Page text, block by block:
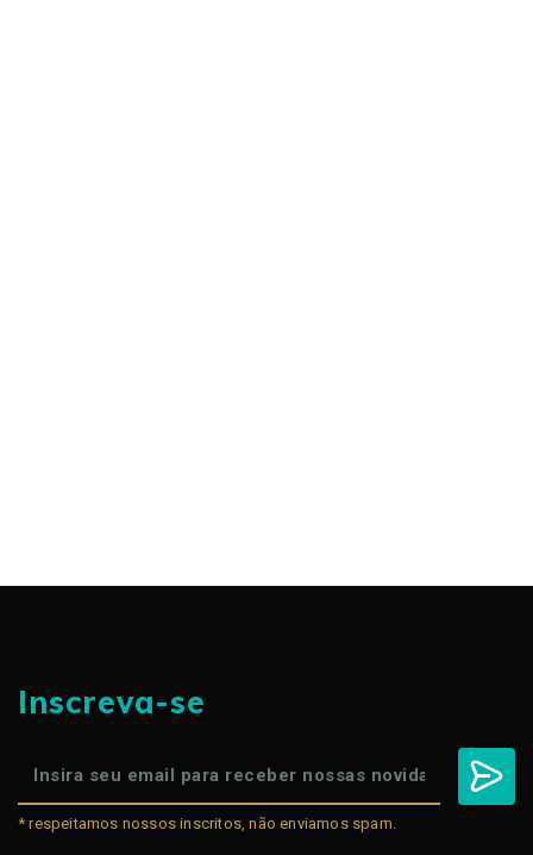
Inscreva-se
* respeitamos nossos inscritos, não enviamos spam.